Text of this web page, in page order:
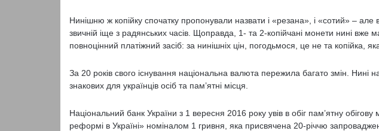
Нинішню ж копійку спочатку пропонували назвати і «резана», і «сотий» – але в
звичній іще з радянських часів. Щоправда, 1- та 2-копійчані монети нині вже
повноцінний платіжний засіб: за нинішніх цін, погодьмося, це не та копійка,
За 20 років свого існування національна валюта пережила багато змін. Нині
знакових для українців осіб та пам’ятні місця.
Національний банк України з 1 вересня 2016 року увів в обіг пам’ятну обігову
реформі в Україні» номіналом 1 гривня, яка присвячена 20-річчю